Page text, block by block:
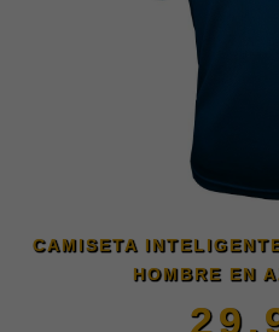
CAMISETA
HOMBRE EN